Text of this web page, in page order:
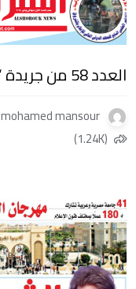
العدد 58 من جريدة “الشروق نيوز”
mohamed mansour / سنتين
(1.24K)